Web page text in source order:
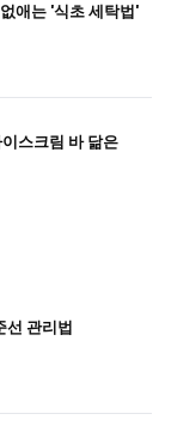
애는 '식초 세탁법'
스크림 바 닮은
관리법